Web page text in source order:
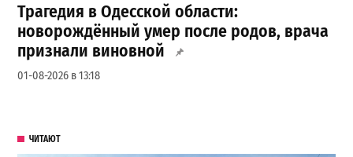
Трагедия в Одесской области:
новорождённый умер после родов, врача
признали виновной
01-08-2026 в 13:18
ЧИТАЮТ